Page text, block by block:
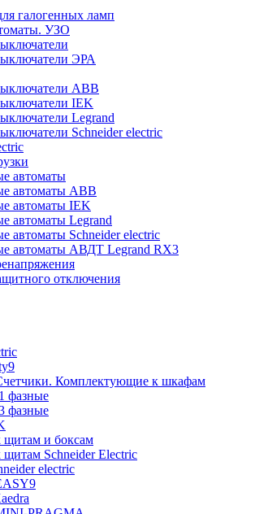
галогенных ламп
УЗО
ЭРА
ABB
IEK
Legrand
Schneider electric
автоматы
автоматы ABB
автоматы IEK
автоматы Legrand
автоматы Schneider electric
автоматы АВДТ Legrand RX3
отключения
Комплектующие к шкафам
фазные
фазные
и боксам
Schneider Electric
electric